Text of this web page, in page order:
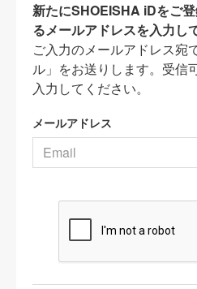
新たにSHOEISHA iDをご
るメールアドレスを入力し
ご入力のメールアドレス宛
ル」をお送りします。受信
入力してください。
メールアドレス